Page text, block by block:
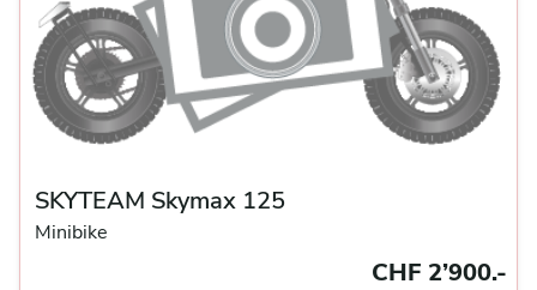
SKYTEAM Skymax 125
Minibike
CHF 2’900.-